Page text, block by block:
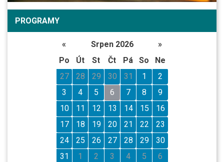
PROGRAMY
« Srpen 2026
»
Po
Út St Čt Pá So
Ne
27
28 29 30 31 1
2
3
4 5 6 7 8
9
10
11 12 13 14 15
16
17
18 19 20 21 22
23
24
25 26 27 28 29
30
31
1 2 3 4 5 6